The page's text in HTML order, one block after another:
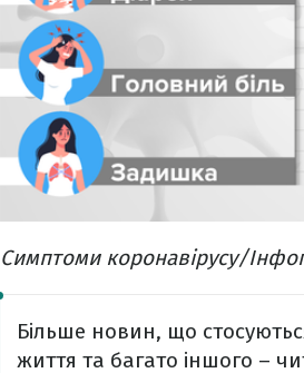
Симптоми коронавірусу/
Більше новин, що
життя та багато іншого –